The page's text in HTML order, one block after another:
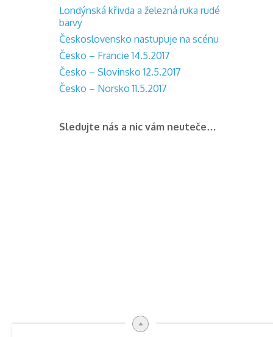
Londýnská křivda a železná ruka rudé
barvy
Československo nastupuje na scénu
Česko – Francie 14.5.2017
Česko – Slovinsko 12.5.2017
Česko – Norsko 11.5.2017
Sledujte nás a nic vám neuteče…